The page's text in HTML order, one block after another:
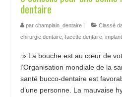
Gingivectomie Tunisie
Cabinet
Chirurgiens
Séjour
dentaire
par champlain_dentaire | Classé
chirurgie dentaire facette dentaire
» La bouche est au cœur de
l’Organisation mondiale de la
santé bucco-dentaire est
d’une personne. La mauvaise